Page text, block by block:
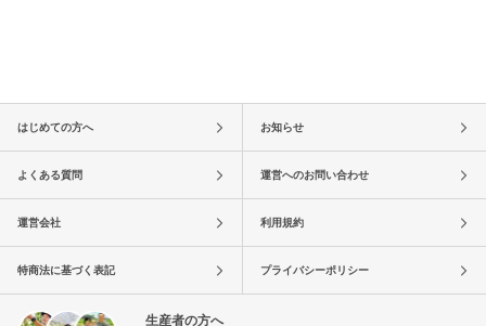
はじめての方へ お知らせ
よくある質問 運営へのお問い合わせ
運営会社 利用規約
特商法に基づく表記 プライバシーポリシー
生産者の方へ